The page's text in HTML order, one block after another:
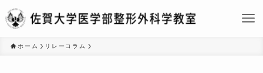
ホーム リレーコラム